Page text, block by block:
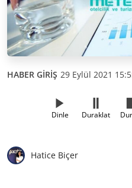
HABER GİRİŞ 29 Eylül 2021
Dinle Duraklat
Hatice Biçer